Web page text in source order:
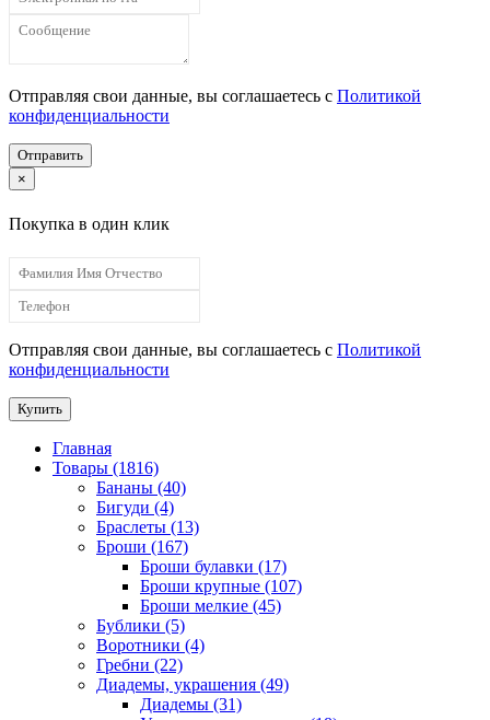
Отправляя свои данные, вы соглашаетесь с Политикой
конфиденциальности
Отправить
×
Покупка в один клик
Отправляя свои данные, вы соглашаетесь с Политикой
конфиденциальности
Купить
Главная
Товары (1816)
Бананы (40)
Бигуди (4)
Браслеты (13)
Броши (167)
Броши булавки (17)
Броши крупные (107)
Броши мелкие (45)
Бублики (5)
Воротники (4)
Гребни (22)
Диадемы, украшения (49)
Диадемы (31)